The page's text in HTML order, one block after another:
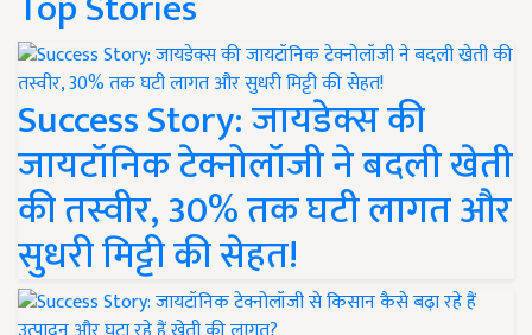
Success Story: जायडेक्स की
जायटॉनिक टेक्नोलॉजी ने बदली खेती
की तस्वीर, 30% तक घटी लागत और
सुधरी मिट्टी की सेहत!